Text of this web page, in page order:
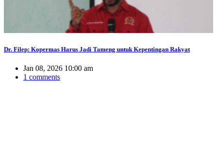
Dr. Filep: Kopermas Harus Jadi Tameng untuk Kepentingan Rakyat
Jan 08, 2026 10:00 am
1 comments